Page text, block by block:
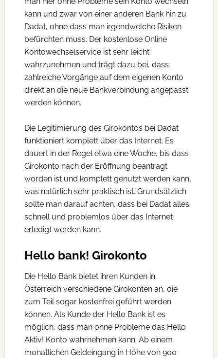
kann und zwar von einer anderen Bank hin zu
Dadat, ohne dass man irgendwelche Risiken
befürchten muss. Der kostenlose Online
Kontowechselservice ist sehr leicht
wahrzunehmen und trägt dazu bei, dass
zahlreiche Vorgänge auf dem eigenen Konto
direkt an die neue Bankverbindung angepasst
werden können.
Die Legitimierung des Girokontos bei Dadat
funktioniert komplett über das Internet. Es
dauert in der Regel etwa eine Woche, bis dass
Girokonto nach der Eröffnung beantragt
worden ist und komplett genutzt werden kann,
was natürlich sehr praktisch ist. Grundsätzlich
sollte man darauf achten, dass bei Dadat alles
schnell und problemlos über das Internet
erledigt werden kann.
Hello bank! Girokonto
Die Hello Bank bietet ihren Kunden in
Österreich verschiedene Girokonten an, die
zum Teil sogar kostenfrei geführt werden
können. Als Kunde der Hello Bank ist es
möglich, dass man ohne Probleme das Hello
Aktiv! Konto wahrnehmen kann. Ab einem
monatlichen Geldeingang in Höhe von 900